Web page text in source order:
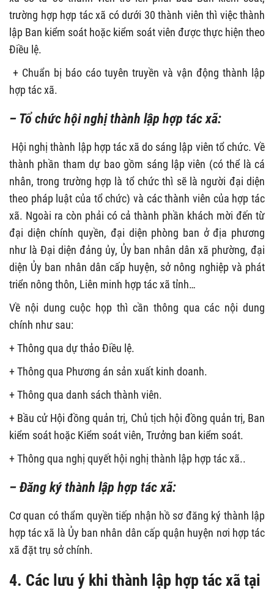
trường hợp hợp tác xã có dưới 30 thành viên thì việc thành
lập Ban kiểm soát hoặc kiểm soát viên được thực hiện theo
Điều lệ.
+ Chuẩn bị báo cáo tuyên truyền và vận động thành lập
hợp tác xã.
– Tổ chức hội nghị thành lập hợp tác xã:
Hội nghị thành lập hợp tác xã do sáng lập viên tổ chức. Về
thành phần tham dự bao gồm sáng lập viên (có thể là cá
nhân, trong trường hợp là tổ chức thì sẽ là người đại diện
theo pháp luật của tổ chức) và các thành viên của hợp tác
xã. Ngoài ra còn phải có cả thành phần khách mời đến từ
đại diện chính quyền, đại diện phòng ban ở địa phương
như là Đại diện đảng ủy, Ủy ban nhân dân xã phường, đại
diện Ủy ban nhân dân cấp huyện, sở nông nghiệp và phát
triển nông thôn, Liên minh hợp tác xã tỉnh…
Về nội dung cuộc họp thì cần thông qua các nội dung
chính như sau:
+ Thông qua dự thảo Điều lệ.
+ Thông qua Phương án sản xuất kinh doanh.
+ Thông qua danh sách thành viên.
+ Bầu cử Hội đồng quản trị, Chủ tịch hội đồng quản trị, Ban
kiểm soát hoặc Kiểm soát viên, Trưởng ban kiểm soát.
+ Thông qua nghị quyết hội nghị thành lập hợp tác xã..
– Đăng ký thành lập hợp tác xã:
Cơ quan có thẩm quyền tiếp nhận hồ sơ đăng ký thành lập
hợp tác xã là Ủy ban nhân dân cấp quận huyện nơi hợp tác
xã đặt trụ sở chính.
4. Các lưu ý khi thành lập hợp tác xã tại